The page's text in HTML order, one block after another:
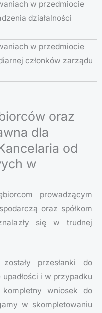
w przedmiocie
działalności
w przedmiocie
członków zarządu
oraz
dla
od
w
prowadzącym
oraz spółkom
się w trudnej
przesłanki do
upadłości i w przypadku
kompletny wniosek do
w skompletowaniu